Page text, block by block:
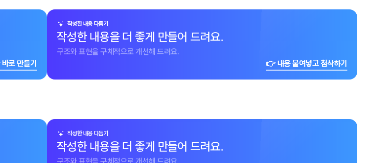
로 만들기
작성한 내용 다듬기
작성한 내용을 더 좋게 만들어 드려요.
구조와 표현을 구체적으로 개선해 드려요.
👉 내용 붙여넣고 첨삭하기
작성한 내용 다듬기
작성한 내용을 더 좋게 만들어 드려요.